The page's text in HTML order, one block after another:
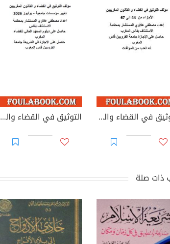
التوثيق في القضاء والقانون المغربيين - الأجزاء من 44 إلى 67 التوثيق في القضاء والقانون المغربيين: تغيير مؤسسات جامعية - يوليوز 2026
ذات صلة